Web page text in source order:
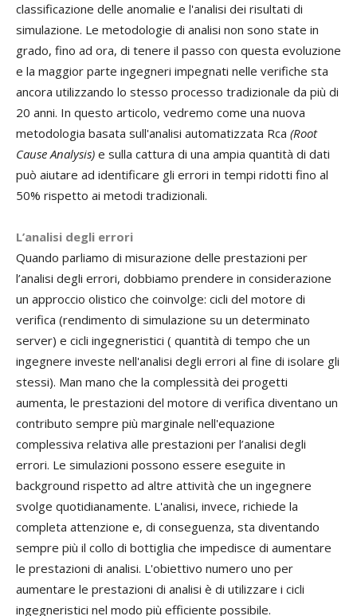
classificazione delle anomalie e l'analisi dei risultati di
simulazione. Le metodologie di analisi non sono state in
grado, fino ad ora, di tenere il passo con questa evoluzione
e la maggior parte ingegneri impegnati nelle verifiche sta
ancora utilizzando lo stesso processo tradizionale da più di
20 anni. In questo articolo, vedremo come una nuova
metodologia basata sull'analisi automatizzata Rca (Root
Cause Analysis) e sulla cattura di una ampia quantità di dati
può aiutare ad identificare gli errori in tempi ridotti fino al
50% rispetto ai metodi tradizionali.
L’analisi degli errori
Quando parliamo di misurazione delle prestazioni per
l’analisi degli errori, dobbiamo prendere in considerazione
un approccio olistico che coinvolge: cicli del motore di
verifica (rendimento di simulazione su un determinato
server) e cicli ingegneristici ( quantità di tempo che un
ingegnere investe nell'analisi degli errori al fine di isolare gli
stessi). Man mano che la complessità dei progetti
aumenta, le prestazioni del motore di verifica diventano un
contributo sempre più marginale nell'equazione
complessiva relativa alle prestazioni per l’analisi degli
errori. Le simulazioni possono essere eseguite in
background rispetto ad altre attività che un ingegnere
svolge quotidianamente. L'analisi, invece, richiede la
completa attenzione e, di conseguenza, sta diventando
sempre più il collo di bottiglia che impedisce di aumentare
le prestazioni di analisi. L'obiettivo numero uno per
aumentare le prestazioni di analisi è di utilizzare i cicli
ingegneristici nel modo più efficiente possibile.